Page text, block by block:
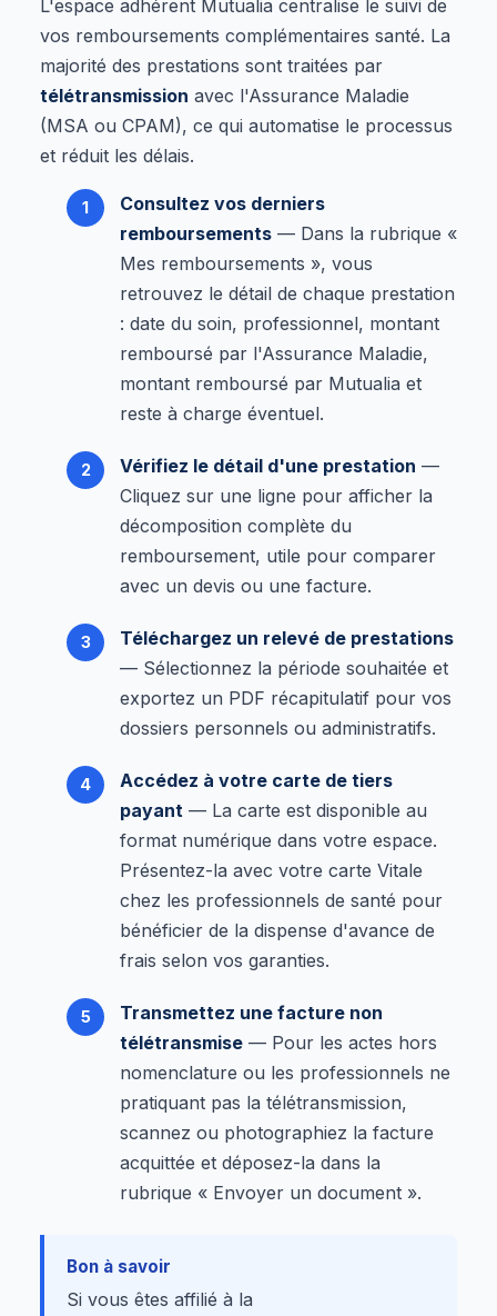
L'espace adhérent Mutualia centralise le suivi de
vos remboursements complémentaires santé. La
majorité des prestations sont traitées par
télétransmission avec l'Assurance Maladie
(MSA ou CPAM), ce qui automatise le processus
et réduit les délais.
Consultez vos derniers
remboursements — Dans la rubrique «
Mes remboursements », vous
retrouvez le détail de chaque prestation
: date du soin, professionnel, montant
remboursé par l'Assurance Maladie,
montant remboursé par Mutualia et
reste à charge éventuel.
Vérifiez le détail d'une prestation —
Cliquez sur une ligne pour afficher la
décomposition complète du
remboursement, utile pour comparer
avec un devis ou une facture.
Téléchargez un relevé de prestations
— Sélectionnez la période souhaitée et
exportez un PDF récapitulatif pour vos
dossiers personnels ou administratifs.
Accédez à votre carte de tiers
payant — La carte est disponible au
format numérique dans votre espace.
Présentez-la avec votre carte Vitale
chez les professionnels de santé pour
bénéficier de la dispense d'avance de
frais selon vos garanties.
Transmettez une facture non
télétransmise — Pour les actes hors
nomenclature ou les professionnels ne
pratiquant pas la télétransmission,
scannez ou photographiez la facture
acquittée et déposez-la dans la
rubrique « Envoyer un document ».
Bon à savoir
Si vous êtes affilié à la